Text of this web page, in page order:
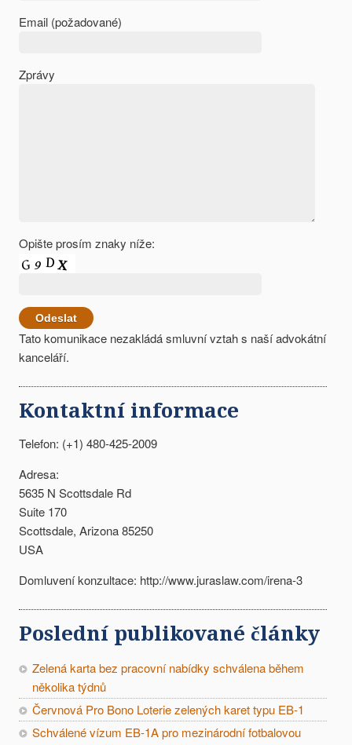
Email (požadované)
Zprávy
Opište prosím znaky níže:
Tato komunikace nezakládá smluvní vztah s naší advokátní
kanceláří.
Kontaktní informace
Telefon: (+1) 480-425-2009
Adresa:
5635 N Scottsdale Rd
Suite 170
Scottsdale, Arizona 85250
USA
Domluvení konzultace: http://www.juraslaw.com/irena-3
Poslední publikované články
Zelená karta bez pracovní nabídky schválena během
několika týdnů
Červnová Pro Bono Loterie zelených karet typu EB-1
Schválené vízum EB-1A pro mezinárodní fotbalovou